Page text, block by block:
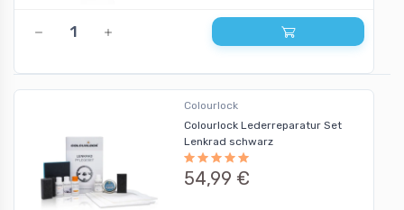
Colourlock
Colourlock Lederreparatur Set
Lenkrad schwarz
54,99 €